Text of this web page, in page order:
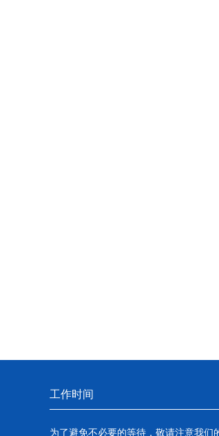
工作时间
为了避免不必要的等待，敬请注意我们